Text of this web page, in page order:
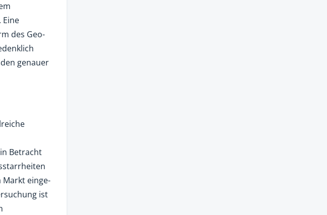
des Geo-
genauer
Betracht
einge-
ist